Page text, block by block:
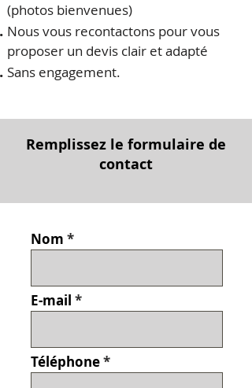
(photos bienvenues)
Nous vous recontactons pour vous
proposer un devis clair et adapté
Sans engagement.
Remplissez le formulaire de
contact
Nom
E-mail
Téléphone